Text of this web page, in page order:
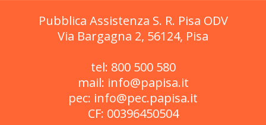
Pubblica Assistenza S. R. Pisa ODV
Via Bargagna 2, 56124, Pisa
tel: 800 500 580
mail: info@papisa.it
pec: info@pec.papisa.it
CF: 00396450504